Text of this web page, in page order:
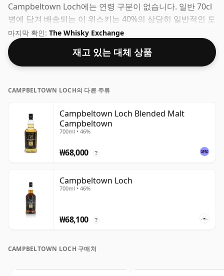
Campbeltown Loch에는 연령 구분이 없습니다. 일반 70cl
병에 담겨 배송되는 이 위스키는 40%의 상당히 일반적인 도
수로 제공됩니다.
마지막 확인: The Whisky Exchange
재고 있는 대체 상품
CAMPBELTOWN LOCH의 다른 주류
Campbeltown Loch Blended Malt
Campbeltown
700ml • 46%
₩68,000 ?
Campbeltown Loch
700ml • 46%
₩68,100 ?
CAMPBELTOWN LOCH 구매처